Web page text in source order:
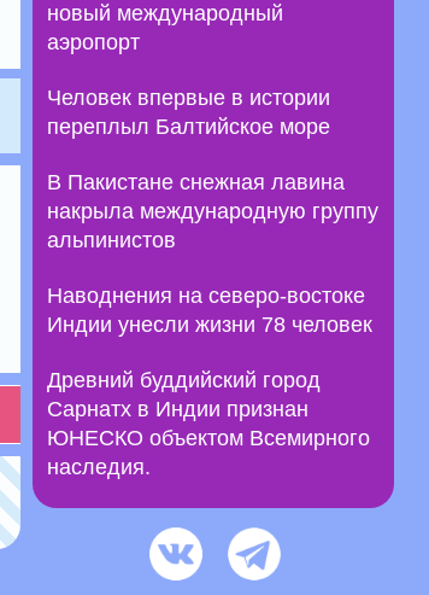
новый международный
аэропорт
Человек впервые в истории
переплыл Балтийское море
В Пакистане снежная лавина
накрыла международную группу
альпинистов
Наводнения на северо-востоке
Индии унесли жизни 78 человек
Древний буддийский город
Сарнатх в Индии признан
ЮНЕСКО объектом Всемирного
наследия.